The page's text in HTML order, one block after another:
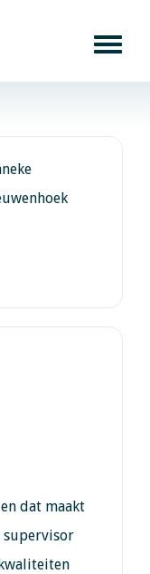
dat maakt
supervisor